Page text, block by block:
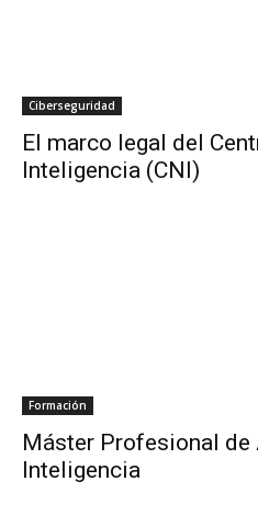
Ciberseguridad
El marco legal del
Inteligencia (CNI)
Formación
Máster Profesional de
Inteligencia